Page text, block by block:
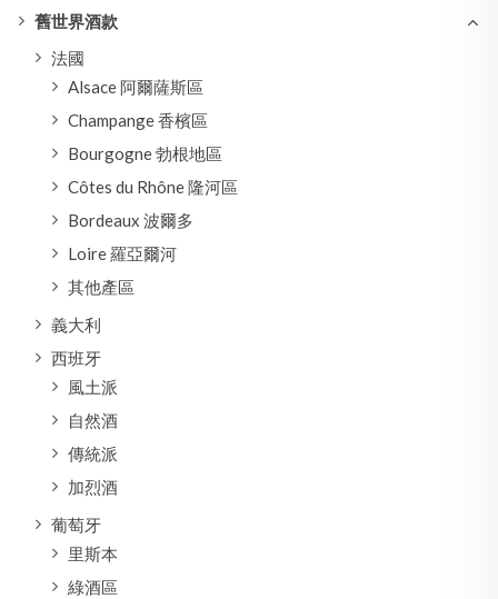
舊世界酒款
法國
Alsace 阿爾薩斯區
Champange 香檳區
Bourgogne 勃根地區
Côtes du Rhône 隆河區
Bordeaux 波爾多
Loire 羅亞爾河
其他產區
義大利
西班牙
風土派
自然酒
傳統派
加烈酒
葡萄牙
里斯本
綠酒區